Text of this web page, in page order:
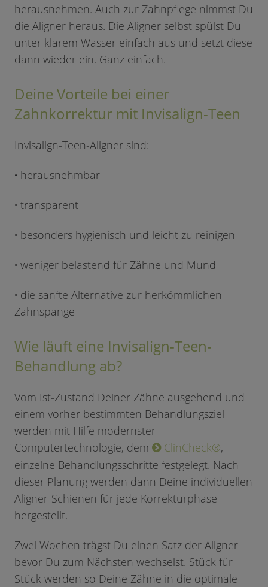
herausnehmen. Auch zur Zahnpflege nimmst Du
die Aligner heraus. Die Aligner selbst spülst Du
unter klarem Wasser einfach aus und setzt diese
dann wieder ein. Ganz einfach.
Deine Vorteile bei einer
Zahnkorrektur mit Invisalign-Teen
Invisalign-Teen-Aligner sind:
· herausnehmbar
·transparent
· besonders hygienisch und leicht zu reinigen
·weniger belastend für Zähne und Mund
· die sanfte Alternative zur herkömmlichen
Zahnspange
Wie läuft eine Invisalign-Teen-
Behandlung ab?
Vom Ist-Zustand Deiner Zähne ausgehend und
einem vorher bestimmten Behandlungsziel
werden mit Hilfe modernster
Computertechnologie, dem
ClinCheck®,
einzelne Behandlungsschritte festgelegt. Nach
dieser Planung werden dann Deine individuellen
Aligner-Schienen für jede Korrekturphase
hergestellt.
Zwei Wochen trägst Du einen Satz der Aligner
bevor Du zum Nächsten wechselst. Stück für
Stück werden so Deine Zähne in die optimale